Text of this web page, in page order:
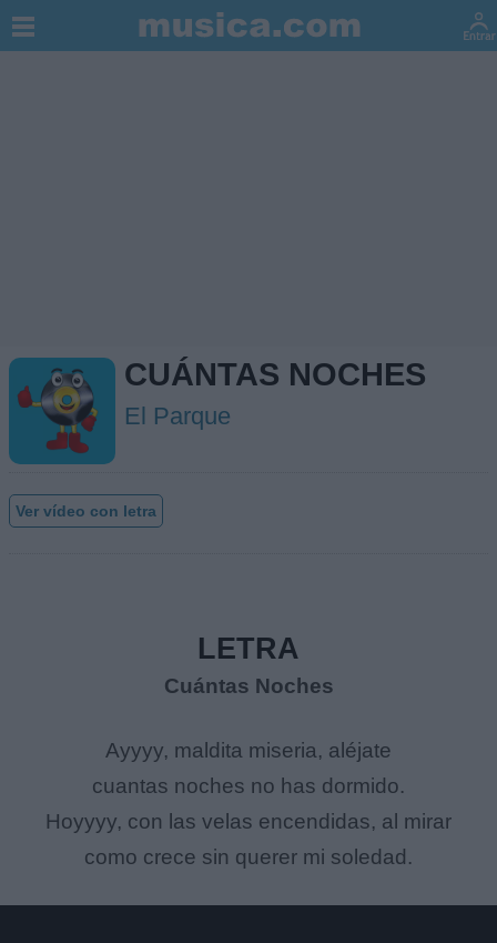
CUÁNTAS NOCHES
El Parque
Ver vídeo con letra
LETRA
Cuántas Noches
Ayyyy, maldita miseria, aléjate
cuantas noches no has dormido.
Hoyyyy, con las velas encendidas, al mirar
como crece sin querer mi soledad.